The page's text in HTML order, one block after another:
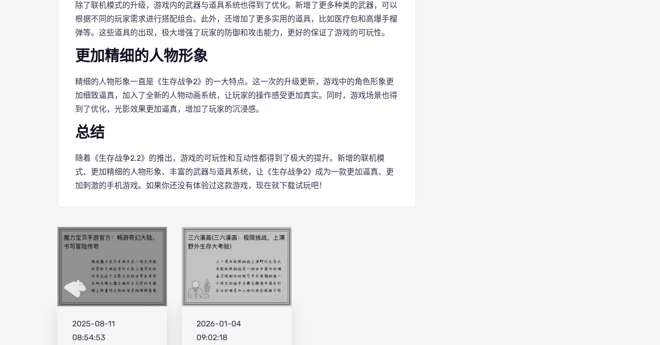
除了联机模式的升级，游戏内的武器与道具系统也得到了优化。新增了更多种类的武器，可以
根据不同的玩家需求进行搭配组合。此外，还增加了更多实用的道具，比如医疗包和高爆手榴
弹等。这些道具的出现，极大增强了玩家的防御和攻击能力，更好的保证了游戏的可玩性。
更加精细的人物形象
精细的人物形象一直是《生存战争2》的一大特点。这一次的升级更新，游戏中的角色形象更
加细致逼真，加入了全新的人物动画系统，让玩家的操作感受更加真实。同时，游戏场景也得
到了优化，光影效果更加逼真，增加了玩家的沉浸感。
总结
随着《生存战争2.2》的推出，游戏的可玩性和互动性都得到了极大的提升。新增的联机模
式、更加精细的人物形象、丰富的武器与道具系统，让《生存战争2》成为一款更加逼真、更
加刺激的手机游戏。如果你还没有体验过这款游戏，现在就下载试玩吧！
2025-08-11
08:54:53
2026-01-04
09:02:18